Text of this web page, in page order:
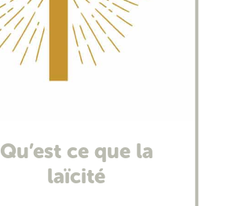
Qu’est ce que la
laïcité